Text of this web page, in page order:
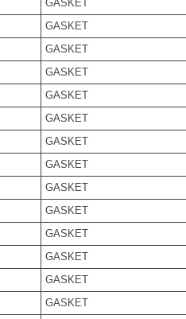
GASKET
GASKET
GASKET
GASKET
GASKET
GASKET
GASKET
GASKET
GASKET
GASKET
GASKET
GASKET
GASKET
GASKET